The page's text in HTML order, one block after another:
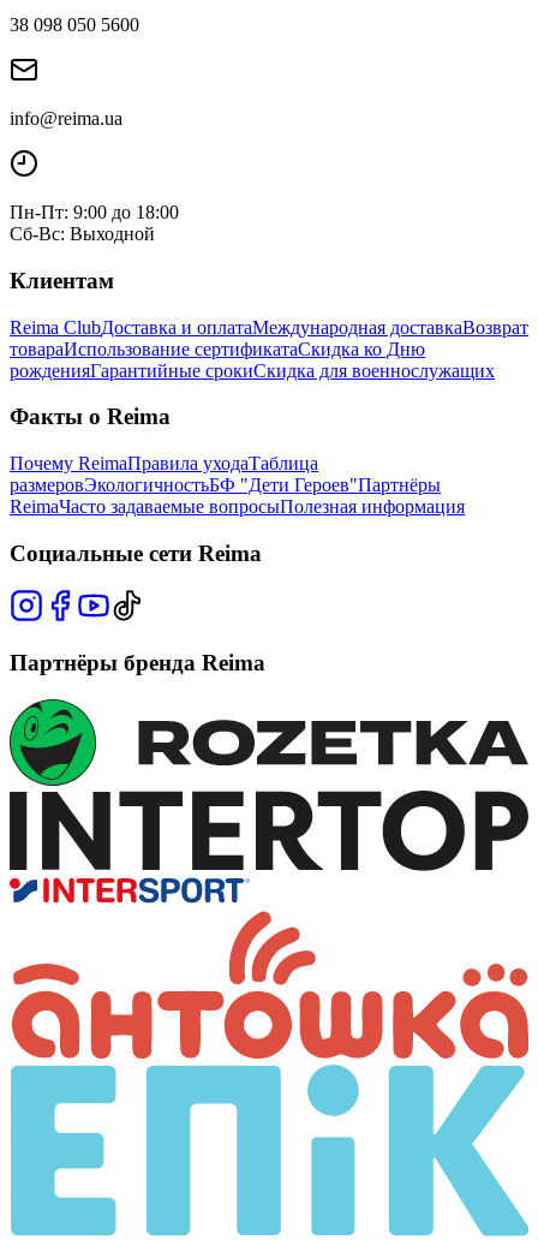
38 098 050 5600
info@reima.ua
Пн-Пт: 9:00 до 18:00
Сб-Вс: Выходной
Клиентам
Reima ClubДоставка и оплатаМеждународная доставкаВозврат
товараИспользование сертификатаСкидка ко Дню
рожденияГарантийные срокиСкидка для военнослужащих
Факты о Reima
Почему ReimaПравила уходаТаблица
размеровЭкологичностьБФ "Дети Героев"Партнёры
ReimaЧасто задаваемые вопросыПолезная информация
Социальные сети Reima
Партнёры бренда Reima